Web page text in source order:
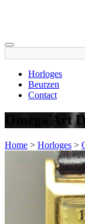
Horloges
Beurzen
Contact
Omega Art
Home > Horloges >